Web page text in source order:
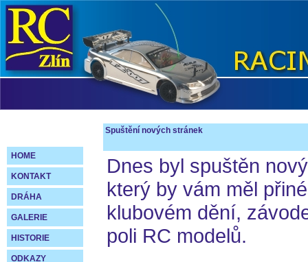
HOME
KONTAKT
DRÁHA
GALERIE
HISTORIE
ODKAZY
Spuštění nových stránek
Dnes byl spuštěn
který by vám měl
klubovém dění,
poli RC modelů.